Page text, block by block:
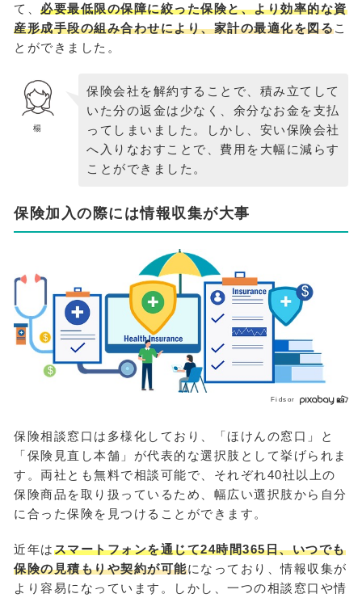
て、必要最低限の保障に絞った保険と、より効率的な資
産形成手段の組み合わせにより、家計の最適化を図るこ
とができました。
楊
保険会社を解約することで、積み立てして
いた分の返金は少なく、余分なお金を支払
ってしまいました。しかし、安い保険会社
へ入りなおすことで、費用を大幅に減らす
ことができました。
保険加入の際には情報収集が大事
Fidsor
保険相談窓口は多様化しており、「ほけんの窓口」と
「保険見直し本舗」が代表的な選択肢として挙げられま
す。両社とも無料で相談可能で、それぞれ40社以上の
保険商品を取り扱っているため、幅広い選択肢から自分
に合った保険を見つけることができます。
近年はスマートフォンを通じて24時間365日、いつでも
保険の見積もりや契約が可能になっており、情報収集が
より容易になっています。しかし、一つの相談窓口や情